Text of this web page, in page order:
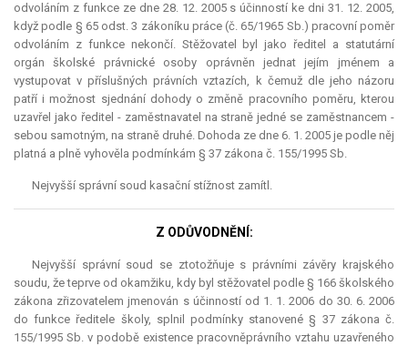
odvoláním z funkce ze dne 28. 12. 2005 s účinností ke dni 31. 12. 2005,
když podle § 65 odst. 3 zákoníku práce (č. 65/1965 Sb.) pracovní poměr
odvoláním z funkce nekončí. Stěžovatel byl jako ředitel a statutární
orgán školské právnické osoby oprávněn jednat jejím jménem a
vystupovat v příslušných právních vztazích, k čemuž dle jeho názoru
patří i možnost sjednání dohody o změně pracovního poměru, kterou
uzavřel jako ředitel - zaměstnavatel na straně jedné se zaměstnancem -
sebou samotným, na straně druhé. Dohoda ze dne 6. 1. 2005 je podle něj
platná a plně vyhověla podmínkám § 37 zákona č. 155/1995 Sb.
Nejvyšší správní soud kasační stížnost zamítl.
Z ODŮVODNĚNÍ:
Nejvyšší správní soud se ztotožňuje s právními závěry krajského
soudu, že teprve od okamžiku, kdy byl stěžovatel podle § 166 školského
zákona zřizovatelem jmenován s účinností od 1. 1. 2006 do 30. 6. 2006
do funkce ředitele školy, splnil podmínky stanovené § 37 zákona č.
155/1995 Sb. v podobě existence pracovněprávního vztahu uzavřeného